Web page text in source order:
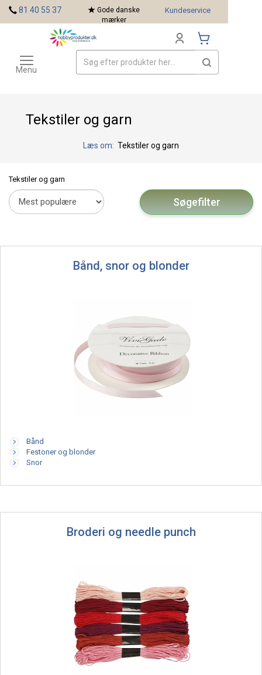
Tekstiler og garn
Læs om: Tekstiler og garn
Tekstiler og garn
Søgefilter
Bånd, snor og blonder
Bånd
Festoner og blonder
Snor
Broderi og needle punch
81 40 55 37
Gode danske
mærker
Kundeservice
Toggle
navigation
Menu
Mærker